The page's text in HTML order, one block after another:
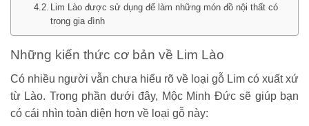
Lim Lào được sử dụng để làm những món đồ nội thất có
trong gia đình
Những kiến thức cơ bản về Lim Lào
Có nhiều người vẫn chưa hiểu rõ về loại gỗ Lim có xuất xứ
từ Lào. Trong phần dưới đây, Mộc Minh Đức sẽ giúp bạn
có cái nhìn toàn diện hơn về loại gỗ này: